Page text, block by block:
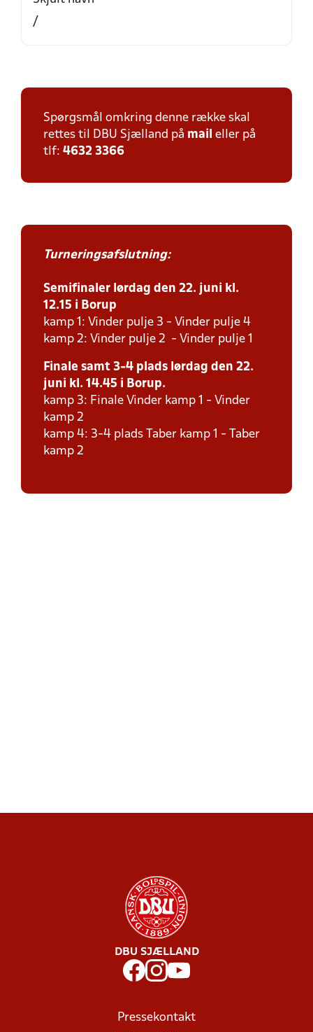
/
Spørgsmål omkring denne række skal
rettes til DBU Sjælland på mail eller på
tlf: 4632 3366
Turneringsafslutning:
Semifinaler lørdag den 22. juni kl.
12.15 i Borup
kamp 1: Vinder pulje 3 - Vinder pulje 4
kamp 2: Vinder pulje 2 - Vinder pulje 1
Finale samt 3-4 plads lørdag den 22.
juni kl. 14.45 i Borup.
kamp 3: Finale Vinder kamp 1 - Vinder
kamp 2
kamp 4: 3-4 plads Taber kamp 1 - Taber
kamp 2
DBU SJÆLLAND
Pressekontakt